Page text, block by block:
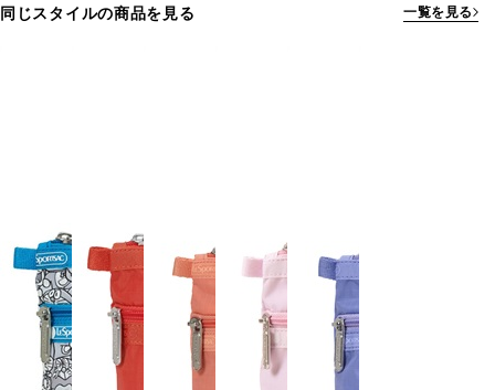
同じスタイルの商品を見る 一覧を見る